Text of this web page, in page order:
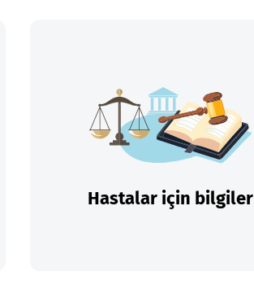
Hastalar için bilgiler